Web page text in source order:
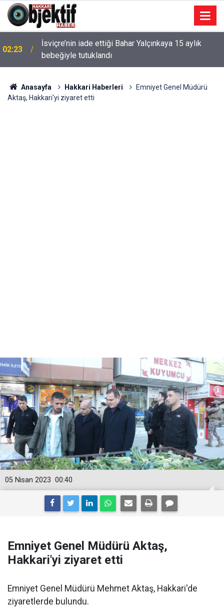
02:23
İsviçre’nin iade ettiği Bahar Yalçınkaya 15 aylık
bebeğiyle tutuklandı
Anasayfa Hakkari Haberleri
Emniyet Genel Müdürü
Aktaş, Hakkari'yi ziyaret etti
00:40
05 Nisan 2023
Emniyet Genel Müdürü Aktaş,
Hakkari'yi ziyaret etti
Emniyet Genel Müdürü Mehmet Aktaş, Hakkari'de
ziyaretlerde bulundu.